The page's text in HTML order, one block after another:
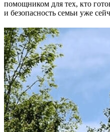
помощником для тех, кто
и безопасность семьи уже